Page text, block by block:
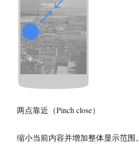
两点靠近（Pinch close）
缩小当前内容并增加整体显示范围。